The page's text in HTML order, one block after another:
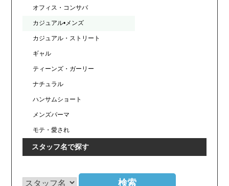
オフィス・コンサバ
カジュアル•メンズ
カジュアル・ストリート
ギャル
ティーンズ・ガーリー
ナチュラル
ハンサムショート
メンズパーマ
モテ・愛され
スタッフ名で探す